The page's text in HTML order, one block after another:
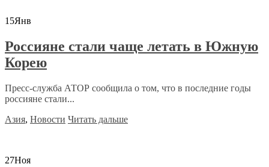
15Янв
Россияне стали чаще летать в Южную
Корею
Пресс-служба АТОР сообщила о том, что в последние годы
россияне стали...
Азия, Новости Читать дальше
27Ноя